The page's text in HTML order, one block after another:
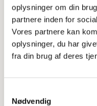
oplysninger om din
partnere inden for
Vores partnere kan
oplysninger, du har
fra din brug af deres
Nødvendig
Der er mulighed for at
hvis de tilbud, der
behov I har i gruppen.
Opstart af nye